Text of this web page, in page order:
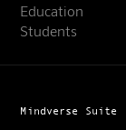
Education
Students
Mindverse Suite